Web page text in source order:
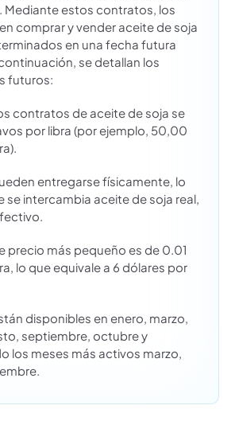
Mediante estos contratos, los
comprar y vender aceite de soja
en una fecha futura
se detallan los
futuros:
contratos de aceite de soja se
por libra (por ejemplo, 50,00
entregarse físicamente, lo
se intercambia aceite de soja real,
precio más pequeño es de 0.01
lo que equivale a 6 dólares por
disponibles en enero, marzo,
septiembre, octubre y
los meses más activos marzo,